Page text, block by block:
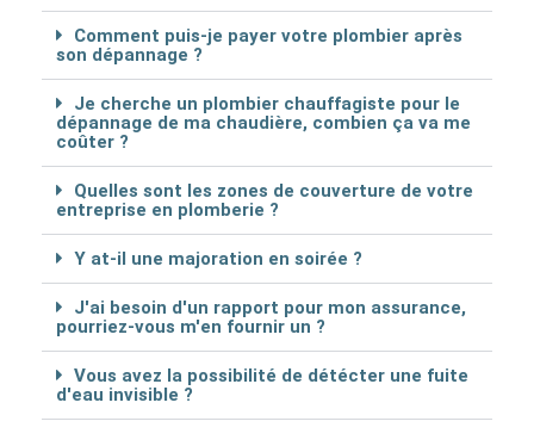
Comment puis-je payer votre plombier après
son dépannage ?
Je cherche un plombier chauffagiste pour le
dépannage de ma chaudière, combien ça va me
coûter ?
Quelles sont les zones de couverture de votre
entreprise en plomberie ?
Y at-il une majoration en soirée ?
J'ai besoin d'un rapport pour mon assurance,
pourriez-vous m'en fournir un ?
Vous avez la possibilité de détécter une fuite
d'eau invisible ?